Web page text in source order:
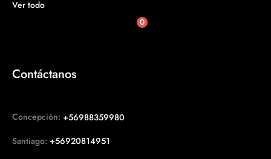
Ver todo
0
Contáctanos
Concepción: +56988359980
Santiago: +56920814951